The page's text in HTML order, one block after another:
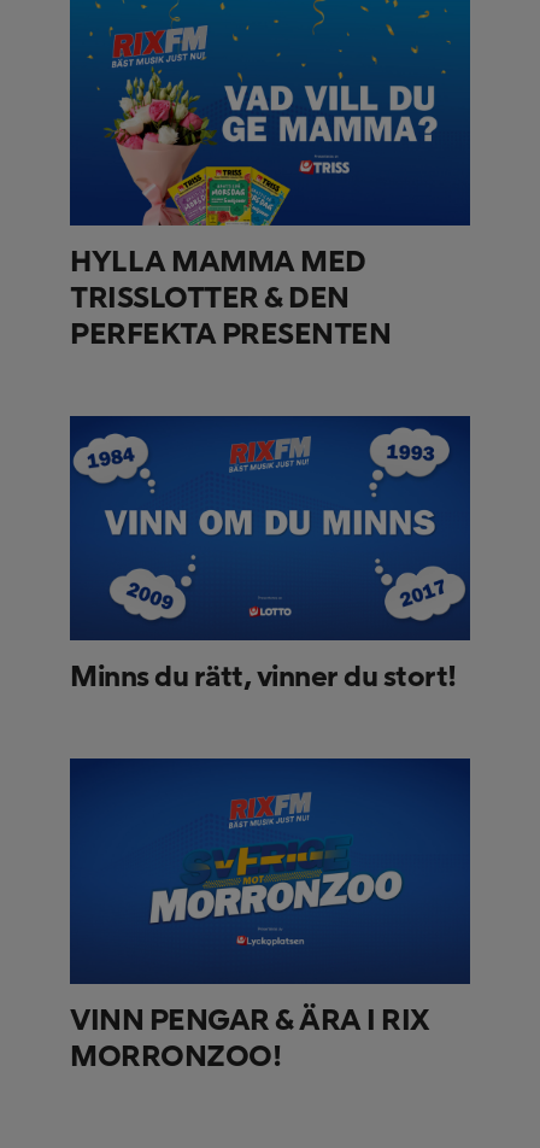
HYLLA MAMMA MED
TRISSLOTTER & DEN
PERFEKTA PRESENTEN
Minns du rätt, vinner du stort!
VINN PENGAR & ÄRA I RIX
MORRONZOO!